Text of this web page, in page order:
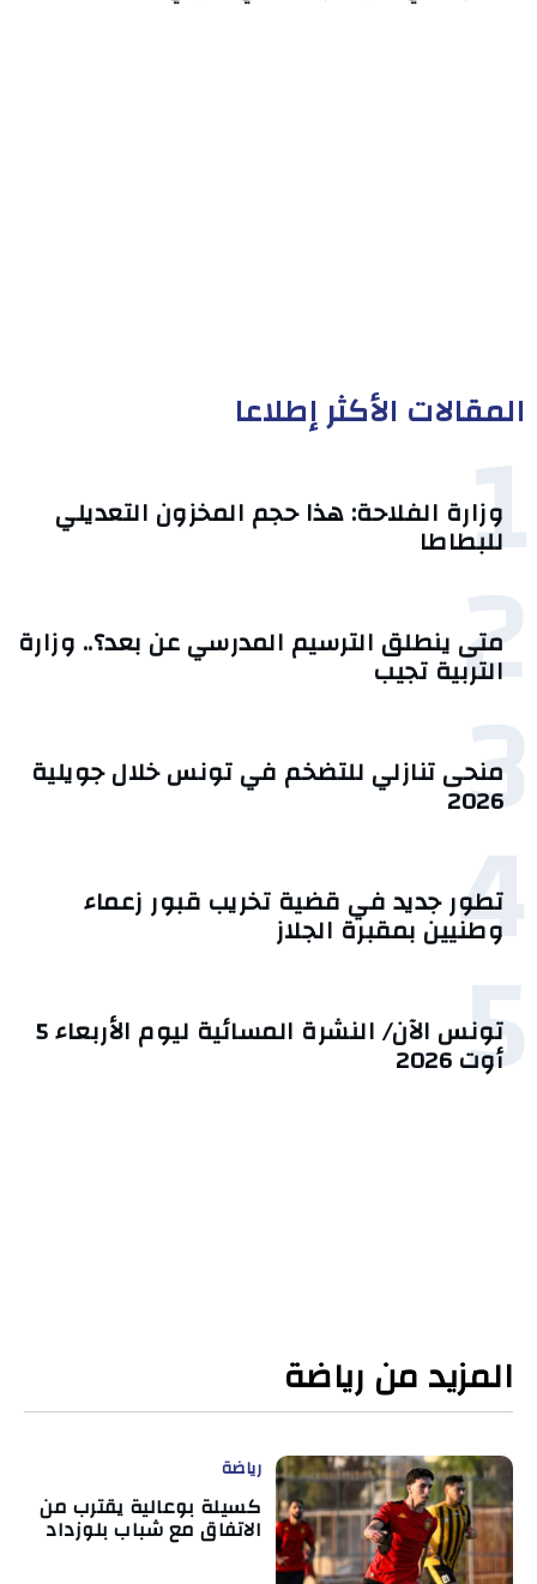
المقالات الأكثر إطلاعا
1
وزارة الفلاحة: هذا حجم المخزون التعديلي
للبطاطا
2
متى ينطلق الترسيم المدرسي عن بعد؟.. وزارة
التربية تجيب
3 منحى تنازلي ‎للتضخم في تونس خلال جويلية
2026‎
4
تطور جديد في قضية تخريب قبور زعماء
وطنيين بمقبرة الجلاز
5 تونس الآن/ النشرة المسائية ليوم الأربعاء 5
أوت 2026
المزيد من رياضة
رياضة
كسيلة بوعالية يقترب من
الاتفاق مع شباب بلوزداد